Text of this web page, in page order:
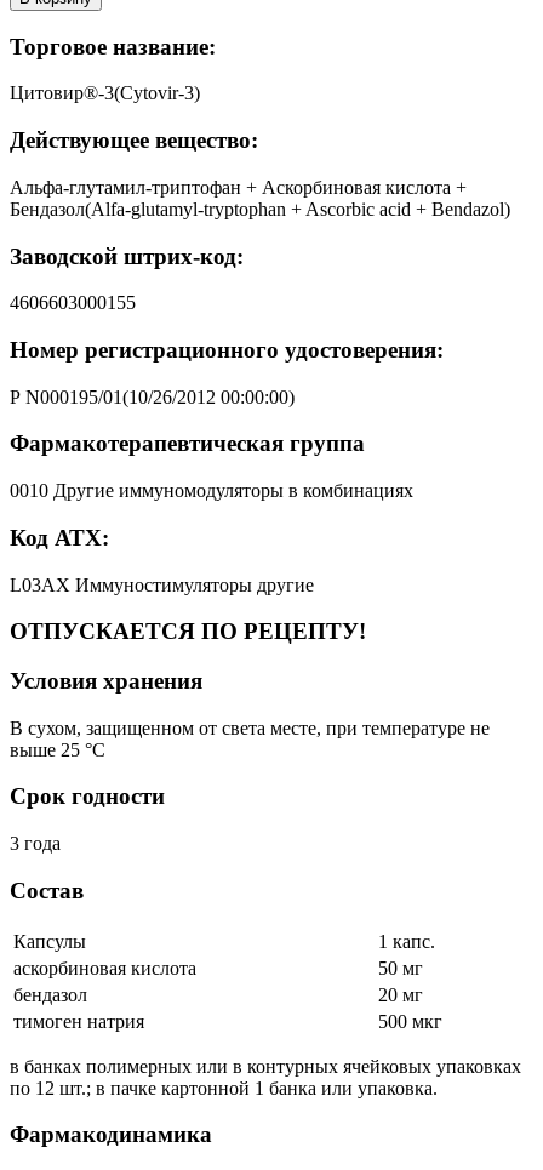
Торговое название:
Цитовир®-3(Cytovir-3)
Действующее вещество:
Альфа-глутамил-триптофан + Аскорбиновая кислота +
Бендазол(Alfa-glutamyl-tryptophan + Ascorbic acid + Bendazol)
Заводской штрих-код:
4606603000155
Номер регистрационного удостоверения:
Р N000195/01(10/26/2012 00:00:00)
Фармакотерапевтическая группа
0010 Другие иммуномодуляторы в комбинациях
Код АТХ:
L03AX Иммуностимуляторы другие
ОТПУСКАЕТСЯ ПО РЕЦЕПТУ!
Условия хранения
В сухом, защищенном от света месте, при температуре не
выше 25 °C
Срок годности
3 года
Состав
Капсулы
1 капс.
аскорбиновая кислота
50 мг
бендазол
20 мг
тимоген натрия
500 мкг
в банках полимерных или в контурных ячейковых упаковках
по 12 шт.; в пачке картонной 1 банка или упаковка.
Фармакодинамика